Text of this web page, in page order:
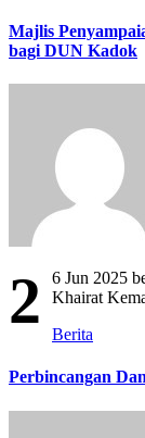
Majlis
bagi DUN Kadok
2
6 Jun 2025
Khairat
Berita
Perbincangan